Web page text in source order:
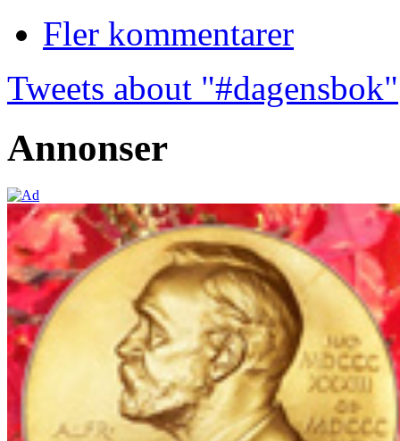
Fler kommentarer
Tweets about "#dagensbok"
Annonser